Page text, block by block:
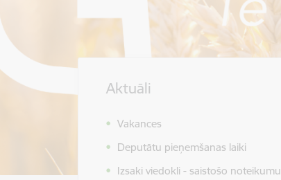
Aktuāli
Vakances
Deputātu pieņemšanas laiki
Izsaki viedokli - saistošo noteikumu